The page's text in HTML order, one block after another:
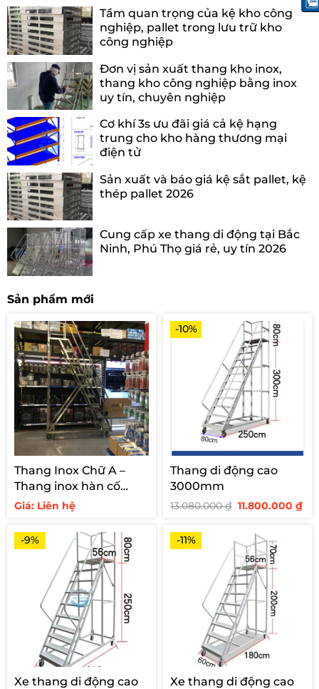
Tầm quan trọng của kệ kho công
nghiệp, pallet trong lưu trữ kho
công nghiệp
Đơn vị sản xuất thang kho inox,
thang kho công nghiệp bằng inox
uy tín, chuyên nghiệp
Cơ khí 3s ưu đãi giá cả kệ hạng
trung cho kho hàng thương mại
điện tử
Sản xuất và báo giá kệ sắt pallet, kệ
thép pallet 2026
Cung cấp xe thang di động tại Bắc
Ninh, Phú Thọ giá rẻ, uy tín 2026
Sản phẩm mới
Thang Inox Chữ A –
Thang inox hàn cố
định cho siêu thị
Giá: Liên hệ
-10%
Thang di động cao
3000mm
13.080.000₫ Giá
13.080.000 ₫.
11.800.000₫Giá
-9%
Xe thang di động cao
-11%
Xe thang di động cao